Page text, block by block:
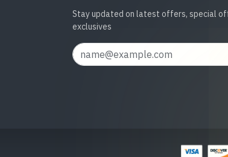
Stay updated on latest offers, special
exclusives